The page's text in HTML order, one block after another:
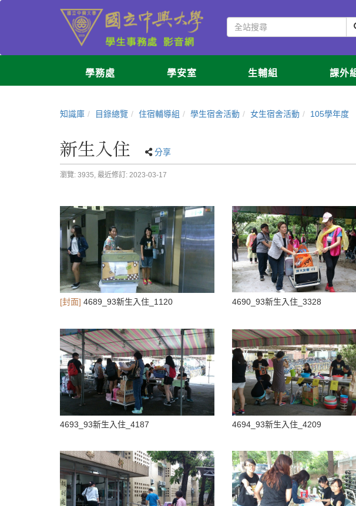
學務處 學安室 生輔組 課外
知識庫 目錄總覽 住宿輔導組 學生宿舍活動 女生宿舍活動 105學年度
新生入住 分享
瀏覽: 3935, 最近修訂: 2023-03-17
[封面] 4689_93新生入住_1120 4690_93新生入住_3328
4693_93新生入住_4187 4694_93新生入住_4209